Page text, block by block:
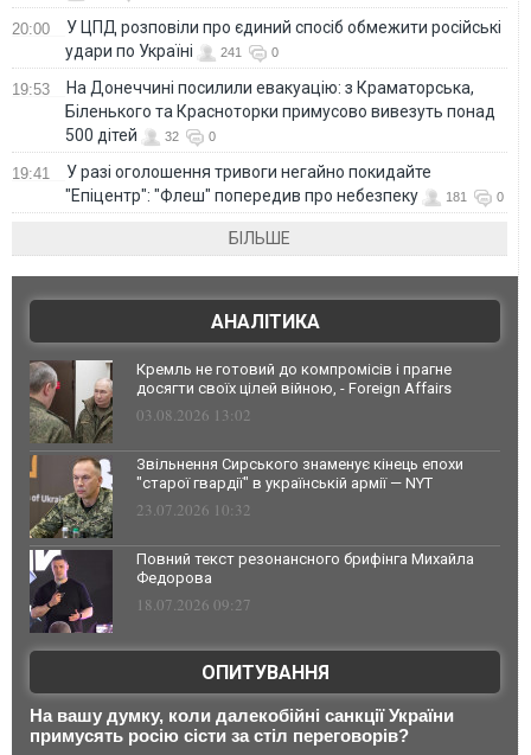
20:00
У ЦПД розповіли про єдиний спосіб обмежити російські
удари по Україні
241 0
19:53
На Донеччині посилили евакуацію: з Краматорська,
Біленького та Красноторки примусово вивезуть понад
500 дітей
32 0
19:41
У разі оголошення тривоги негайно покидайте
"Епіцентр": "Флеш" попередив про небезпеку
181 0
БІЛЬШЕ
АНАЛІТИКА
Кремль не готовий до компромісів і прагне
досягти своїх цілей війною, - Foreign Affairs
03.08.2026 13:02
Звільнення Сирського знаменує кінець епохи
"старої гвардії" в українській армії — NYT
23.07.2026 10:32
Повний текст резонансного брифінга Михайла
Федорова
18.07.2026 09:27
ОПИТУВАННЯ
На вашу думку, коли далекобійні санкції України
примусять росію сісти за стіл переговорів?